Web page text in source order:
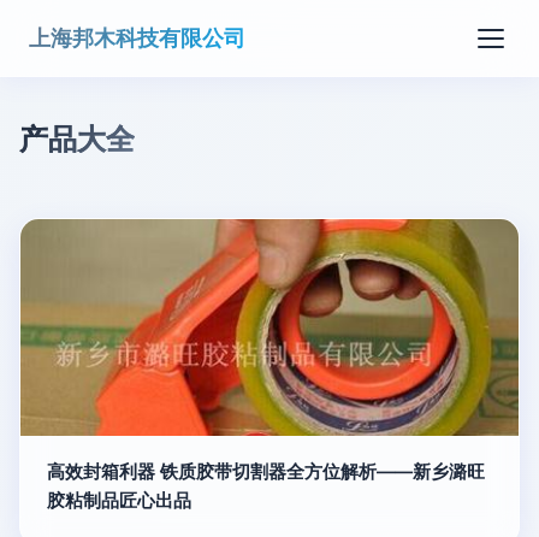
上海邦木科技有限公司
产品大全
高效封箱利器 铁质胶带切割器全方位解析——新乡潞旺
胶粘制品匠心出品